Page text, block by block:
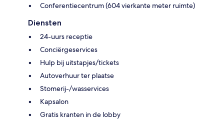
Conferentiecentrum (604 vierkante meter ruimte)
Diensten
24-uurs receptie
Conciërgeservices
Hulp bij uitstapjes/tickets
Autoverhuur ter plaatse
Stomerij-/wasservices
Kapsalon
Gratis kranten in de lobby